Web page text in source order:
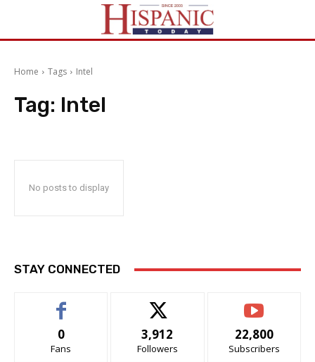
Home Tags Intel
Tag: Intel
No posts to display
STAY CONNECTED
0
Fans
3,912
Followers
22,800
Subscribers